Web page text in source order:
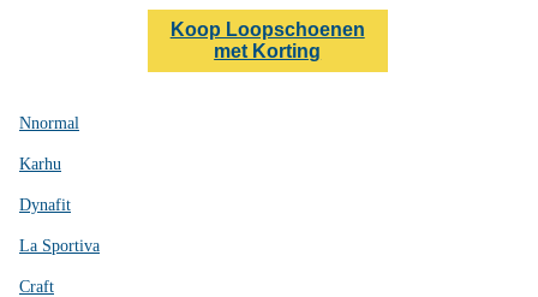
Koop Loopschoenen
met Korting
Nnormal
Karhu
Dynafit
La Sportiva
Craft